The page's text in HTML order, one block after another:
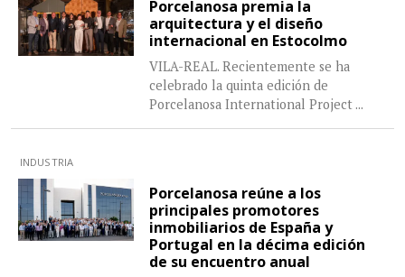
Porcelanosa premia la
arquitectura y el diseño
internacional en Estocolmo
VILA-REAL. Recientemente se ha
celebrado la quinta edición de
Porcelanosa International Project ...
INDUSTRIA
Porcelanosa reúne a los
principales promotores
inmobiliarios de España y
Portugal en la décima edición
de su encuentro anual